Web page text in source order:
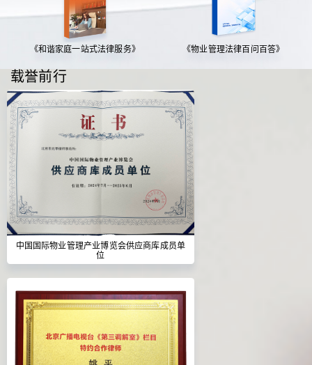
《和谐家庭一站式法律服务》 《物业管理法律百问百答》
载誉前行
中国国际物业管理产业博览会供应商库成员单
位